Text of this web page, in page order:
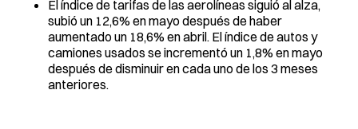
El índice de tarifas de las aerolíneas siguió al alza,
subió un 12,6% en mayo después de haber
aumentado un 18,6% en abril. El índice de autos y
camiones usados se incrementó un 1,8% en mayo
después de disminuir en cada uno de los 3 meses
anteriores.